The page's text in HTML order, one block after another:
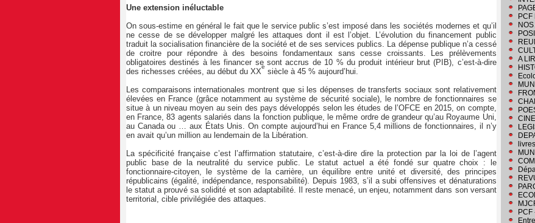
Une extension inéluctable
On sous-estime en général le fait que le service public s’est imposé dans les sociétés modernes et qu’il
ne cesse de se développer malgré les attaques dont il est l’objet. L’évolution du financement public
traduit la socialisation financière de la société et de ses services publics. La dépense publique n’a cessé
de croitre pour répondre à des besoins fondamentaux sans cesse croissants. Les prélèvements
obligatoires destinés à les financer se sont accrus de 10 % du produit intérieur brut (PIB), c’est-à-dire
des richesses créées, au début du XX
e
siècle à 45 % aujourd’hui.
Les comparaisons internationales montrent que si les dépenses de transferts sociaux sont relativement
élevées en France (grâce notamment au système de sécurité sociale), le nombre de fonctionnaires se
situe à un niveau moyen au sein des pays développés selon les études de l’OFCE en 2015, on compte,
en France, 83 agents salariés dans la fonction publique, le même ordre de grandeur qu’au Royaume Uni,
au Canada ou … aux États Unis. On compte aujourd’hui en France 5,4 millions de fonctionnaires, il n’y
en avait qu’un million au lendemain de la Libération.
La spécificité française c’est l’affirmation statutaire, c’est-à-dire dire la protection par la loi de l’agent
public base de la neutralité du service public. Le statut actuel a été fondé sur quatre choix : le
fonctionnaire-citoyen, le système de la carrière, un équilibre entre unité et diversité, des principes
républicains (égalité, indépendance, responsabilité). Depuis 1983, s’il a subi offensives et dénaturations
le statut a prouvé sa solidité et son adaptabilité. Il reste menacé, un enjeu, notamment dans son versant
territorial, cible privilégiée des attaques.
PCF
A
livres
PCF